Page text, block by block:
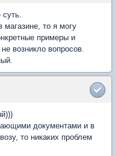
магазине, то я могу
примеры и
возникло вопросов.
документами и в
то никаких проблем